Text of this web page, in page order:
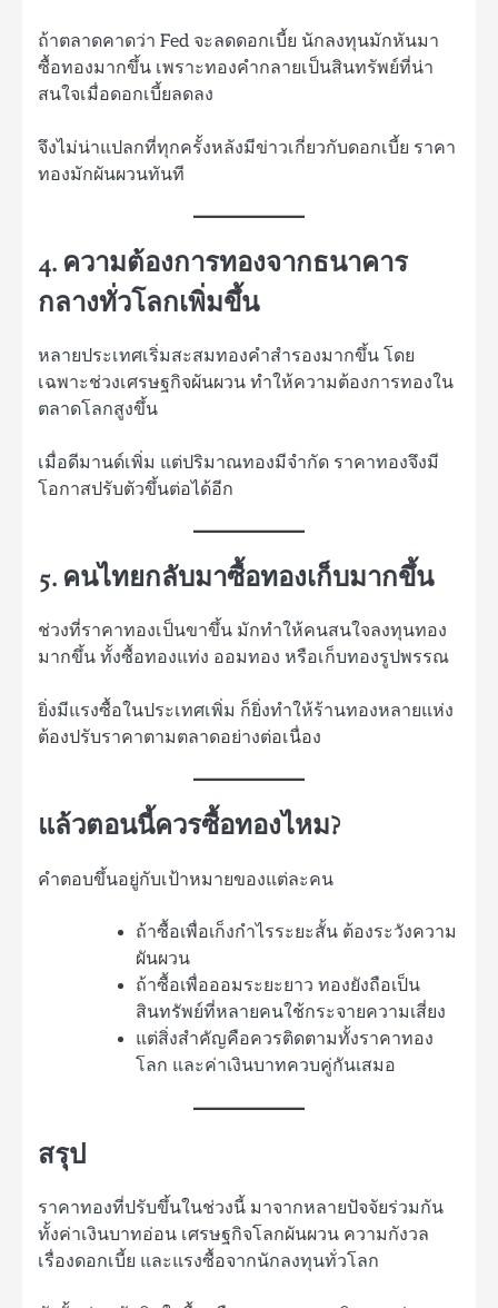
ถ้าตลาดคาดว่า Fed จะลดดอกเบี้ย นักลงทุนมักหันมา
ซื้อทองมากขึ้น เพราะทองคำกลายเป็นสินทรัพย์ที่น่า
สนใจเมื่อดอกเบี้ยลดลง
จึงไม่น่าแปลกที่ทุกครั้งหลังมีข่าวเกี่ยวกับดอกเบี้ย ราคา
ทองมักผันผวนทันที
4. ความต้องการทองจากธนาคาร
กลางทั่วโลกเพิ่มขึ้น
หลายประเทศเริ่มสะสมทองคำสำรองมากขึ้น โดย
เฉพาะช่วงเศรษฐกิจผันผวน ทำให้ความต้องการทองใน
ตลาดโลกสูงขึ้น
เมื่อดีมานด์เพิ่ม แต่ปริมาณทองมีจำกัด ราคาทองจึงมี
โอกาสปรับตัวขึ้นต่อได้อีก
5. คนไทยกลับมาซื้อทองเก็บมากขึ้น
ช่วงที่ราคาทองเป็นขาขึ้น มักทำให้คนสนใจลงทุนทอง
มากขึ้น ทั้งซื้อทองแท่ง ออมทอง หรือเก็บทองรูปพรรณ
ยิ่งมีแรงซื้อในประเทศเพิ่ม ก็ยิ่งทำให้ร้านทองหลายแห่ง
ต้องปรับราคาตามตลาดอย่างต่อเนื่อง
แล้วตอนนี้ควรซื้อทองไหม?
คำตอบขึ้นอยู่กับเป้าหมายของแต่ละคน
ถ้าซื้อเพื่อเก็งกำไรระยะสั้น ต้องระวังความ
ผันผวน
ถ้าซื้อเพื่อออมระยะยาว ทองยังถือเป็น
สินทรัพย์ที่หลายคนใช้กระจายความเสี่ยง
แต่สิ่งสำคัญคือควรติดตามทั้งราคาทอง
โลก และค่าเงินบาทควบคู่กันเสมอ
สรุป
ราคาทองที่ปรับขึ้นในช่วงนี้ มาจากหลายปัจจัยร่วมกัน
ทั้งค่าเงินบาทอ่อน เศรษฐกิจโลกผันผวน ความกังวล
เรื่องดอกเบี้ย และแรงซื้อจากนักลงทุนทั่วโลก